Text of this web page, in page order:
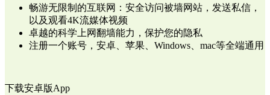
畅游无限制的互联网：安全访问被墙网站，发送私信，
以及观看4K流媒体视频
卓越的科学上网翻墙能力，保护您的隐私
注册一个账号，安卓、苹果、Windows、mac等全端通用
下载安卓版App